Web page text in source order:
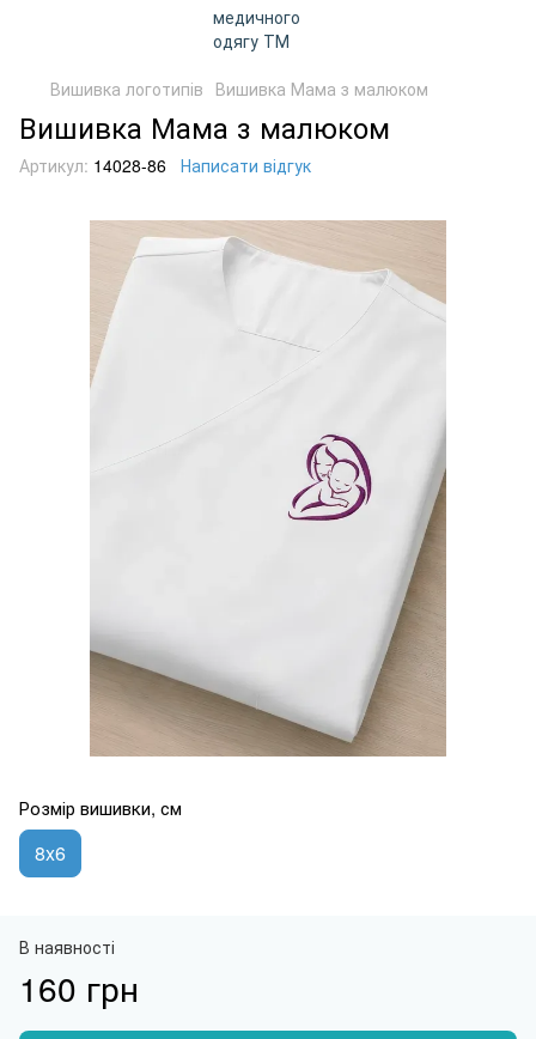
Вишивка логотипів Вишивка Мама з малюком
Вишивка Мама з малюком
Артикул: 14028-86 Написати відгук
Розмір вишивки, см
8x6
В наявності
160 грн